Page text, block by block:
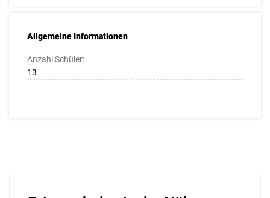
Allgemeine Informationen
Anzahl Schüler:
13